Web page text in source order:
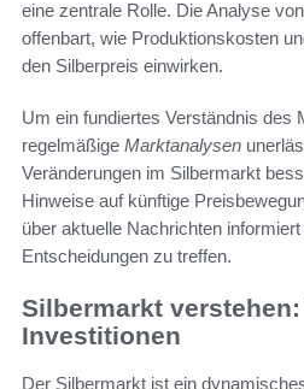
eine zentrale Rolle. Die Analyse
offenbart, wie Produktionskosten
den Silberpreis einwirken.
Um ein fundiertes Verständnis des
regelmäßige Marktanalysen
Veränderungen im Silbermarkt
Hinweise auf künftige
über aktuelle Nachrichten
Entscheidungen zu treffen.
Silbermarkt
Investitionen
Der Silbermarkt ist ein